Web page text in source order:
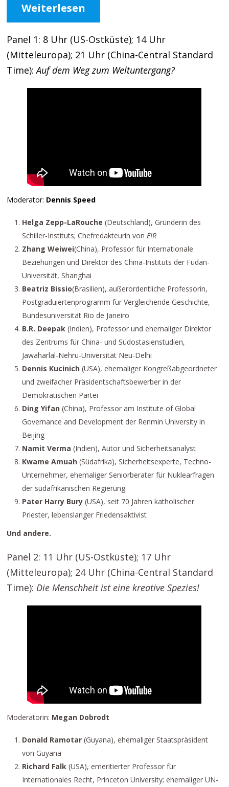
Weiterlesen
Panel 1: 8 Uhr (US-Ostküste); 14 Uhr
(Mitteleuropa); 21 Uhr (China-Central Standard
Time):Auf dem Weg zum Weltuntergang?
Moderator: Dennis Speed
Helga Zepp-LaRouche (Deutschland), Gründerin des
Schiller-Instituts; Chefredakteurin von EIR
Zhang Weiwei(China), Professor für Internationale
Beziehungen und Direktor des China-Instituts der Fudan-
Universität, Shanghai
Beatriz Bissio(Brasilien), außerordentliche Professorin,
Postgraduiertenprogramm für Vergleichende Geschichte,
Bundesuniversität Rio de Janeiro
B.R. Deepak (Indien), Professor und ehemaliger Direktor
des Zentrums für China- und Südostasienstudien,
Jawaharlal-Nehru-Universität Neu-Delhi
Dennis Kucinich (USA), ehemaliger Kongreßabgeordneter
und zweifacher Präsidentschaftsbewerber in der
Demokratischen Partei
Ding Yifan (China), Professor am Institute of Global
Governance and Development der Renmin University in
Beijing
Namit Verma (Indien), Autor und Sicherheitsanalyst
Kwame Amuah (Südafrika), Sicherheitsexperte, Techno-
Unternehmer, ehemaliger Seniorberater für Nuklearfragen
der südafrikanischen Regierung
Pater Harry Bury (USA), seit 70 Jahren katholischer
Priester, lebenslanger Friedensaktivist
Und andere.
Panel 2: 11 Uhr (US-Ostküste); 17 Uhr
(Mitteleuropa); 24 Uhr (China-Central Standard
Time): Die Menschheit ist eine kreative Spezies!
Moderatorin: Megan Dobrodt
Donald Ramotar (Guyana), ehemaliger Staatspräsident
von Guyana
Richard Falk (USA), emeritierter Professor für
Internationales Recht, Princeton University; ehemaliger UN-